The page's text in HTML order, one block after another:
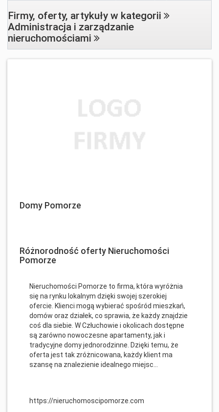
Firmy, oferty, artykuły w kategorii
Administracja i zarządzanie
nieruchomościami
Domy Pomorze
Różnorodność oferty Nieruchomości
Pomorze
Nieruchomości Pomorze to firma, która wyróżnia
się na rynku lokalnym dzięki swojej szerokiej
ofercie. Klienci mogą wybierać spośród mieszkań,
domów oraz działek, co sprawia, że każdy znajdzie
coś dla siebie. W Człuchowie i okolicach dostępne
są zarówno nowoczesne apartamenty, jak i
tradycyjne domy jednorodzinne. Dzięki temu, że
oferta jest tak zróżnicowana, każdy klient ma
szansę na znalezienie idealnego miejsc...
https://nieruchomoscipomorze.com